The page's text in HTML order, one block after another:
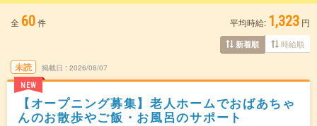
全 60件 平均時給: 1,323 円
新着順 時給順
未読
NEW
掲載日 2026/08/07
【オープニング募集】老人ホームでおばあちゃ
んのお散歩やご飯・お風呂のサポート